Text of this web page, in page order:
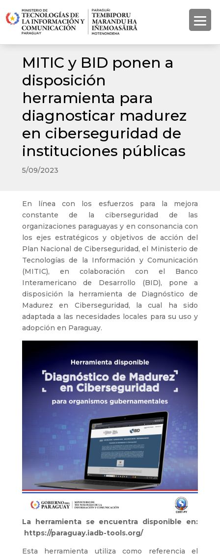
MITIC y BID ponen a
disposición
herramienta para
diagnosticar madurez
en ciberseguridad de
instituciones públicas
5/09/2023
En línea con los esfuerzos para la mejora
constante de la ciberseguridad de las
organizaciones paraguayas y en consonancia con
los ejes estratégicos y objetivos de acción del
Plan Nacional de Ciberseguridad, el Ministerio de
Tecnologías de la Información y Comunicación
(MITIC), en colaboración con el Banco
Interamericano de Desarrollo (BID), pone a
disposición la herramienta de Diagnóstico de
Madurez en Ciberseguridad, la cual ha sido
adaptada a las necesidades locales para su uso y
adopción en Paraguay.
La herramienta se encuentra disponible en:
https://paraguay.iadb-tools.org/
Esta herramienta utiliza como referencia el